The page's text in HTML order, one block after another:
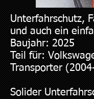
Unterfahrschutz,
und auch ein
Baujahr: 2025
Teil für:
Transporter
Solider